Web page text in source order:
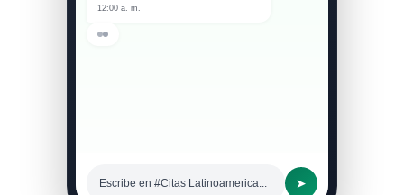
12:00 a. m.
Escribe en #Citas Latinoamerica... ➤